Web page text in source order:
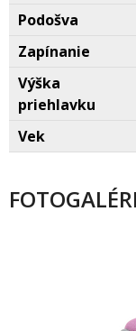
Podošva
Zapínanie
Výška
priehlavku
Vek